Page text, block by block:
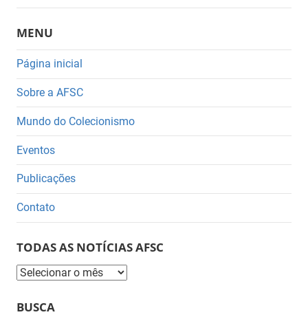
MENU
Página inicial
Sobre a AFSC
Mundo do Colecionismo
Eventos
Publicações
Contato
TODAS AS NOTÍCIAS AFSC
Todas
Notícias
BUSCA